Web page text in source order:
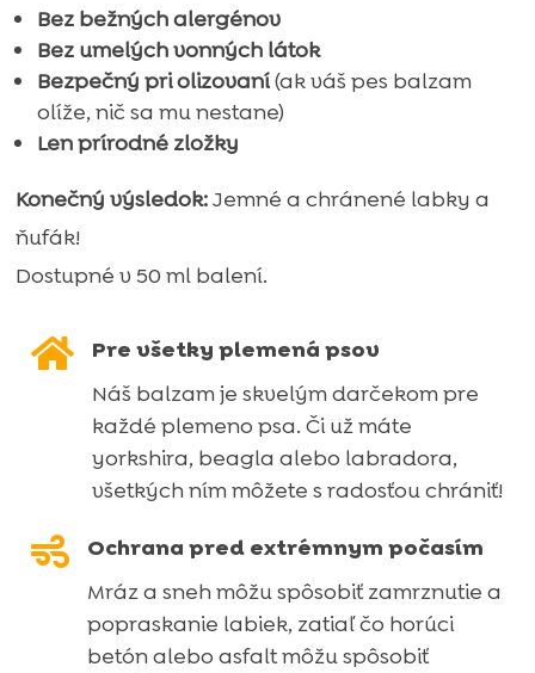
starostlivosť)
–
50
ml
Bez bežných alergénov
Bez umelých vonných látok
Bezpečný pri olizovaní(ak váš pes balzam
olíže, nič sa mu nestane)
Len prírodné zložky
Konečný výsledok:Jemné a chránené labky a
ňufák!
Dostupné v 50 ml balení.

Pre všetky plemená psov
Náš balzam je skvelým darčekom pre
každé plemeno psa. Či už máte
yorkshira, beagla alebo labradora,
všetkých ním môžete s radosťou chrániť!

Ochrana pred extrémnym počasím
Mráz a sneh môžu spôsobiť zamrznutie a
popraskanie labiek, zatiaľ čo horúci
betón alebo asfalt môžu spôsobiť